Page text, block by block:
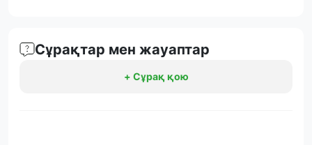
Сұрақтар мен жауаптар
+ Сұрақ қою